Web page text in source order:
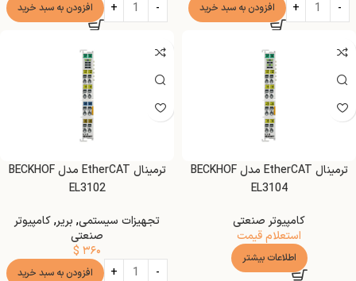
افزودن به سبد خرید افزودن به سبد خرید
ترمینال EtherCAT مدل BECKHOF
EL3104
کامپیوتر صنعتی
استعلام قیمت
اطلاعات بیشتر
ترمینال EtherCAT مدل BECKHOF
EL3102
تجهیزات سیستمی, بریر,کامپیوتر
صنعتی
$ ۳۶۰
افزودن به سبد خرید